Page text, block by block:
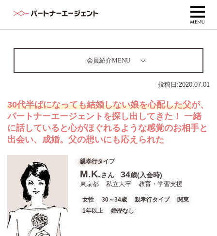
会員紹介MENU
投稿日:2020.07.01
30代半ばになっても結婚しない娘を心配した父が、
パートナーエージェントを探し出してきた！ 一緒
に話していると心がほぐれるような感覚のお相手と
出会い、成婚。父の想いにも応えられた
親孝行タイプ
M.K.さん 34歳(入会時)
東京都 私立大卒 教育・学習支援
女性 30～34歳 親孝行タイプ
関東
1年以上
婚歴なし